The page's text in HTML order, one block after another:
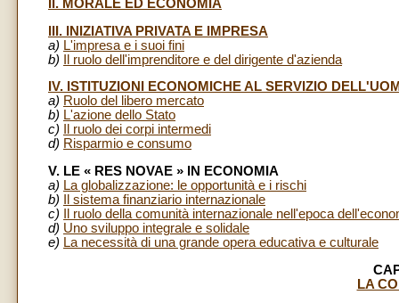
II. MORALE ED ECONOMIA
III. INIZIATIVA PRIVATA E IMPRESA
a) L'impresa e i suoi fini
b)
Il ruolo dell'imprenditore e del dirigente d'azienda
IV. ISTITUZIONI ECONOMICHE AL SERVIZIO
a) Ruolo del libero mercato
b) L'azione dello Stato
c)
Il ruolo dei corpi intermedi
d) Risparmio e consumo
V. LE « RES NOVAE » IN ECONOMIA
a) La globalizzazione: le opportunità e i rischi
b)
Il sistema finanziario internazionale
c)
Il ruolo della comunità internazionale nell'epoca
d) Uno sviluppo integrale e solidale
e) La necessità di una grande opera educativa e culturale
LA